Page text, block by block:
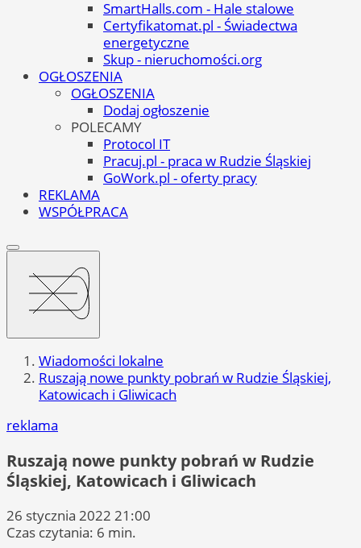
SmartHalls.com - Hale stalowe
Certyfikatomat.pl - Świadectwa
energetyczne
Skup - nieruchomości.org
OGŁOSZENIA
OGŁOSZENIA
Dodaj ogłoszenie
POLECAMY
Protocol IT
Pracuj.pl - praca w Rudzie Śląskiej
GoWork.pl - oferty pracy
REKLAMA
WSPÓŁPRACA
Wiadomości lokalne
Ruszają nowe punkty pobrań w Rudzie Śląskiej,
Katowicach i Gliwicach
reklama
Ruszają nowe punkty pobrań w Rudzie
Śląskiej, Katowicach i Gliwicach
26 stycznia 2022 21:00
Czas czytania: 6 min.